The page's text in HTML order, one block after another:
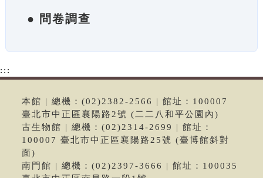
● 問卷調查
:::
本館 | 總機：(02)2382-2566 | 館址：100007
臺北市中正區襄陽路2號 (二二八和平公園內)
古生物館 | 總機：(02)2314-2699 | 館址：
100007 臺北市中正區襄陽路25號 (臺博館斜對
面)
南門館 | 總機：(02)2397-3666 | 館址：100035